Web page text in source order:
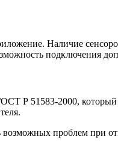
Наличие
подключения
Р 51583-2000,
проблем при